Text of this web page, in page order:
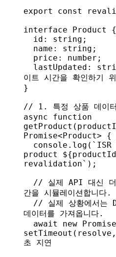
export
const
interface Product
{
  id
: string ;
  name
: string ;
  price
: number ;
  lastUpdated
:
이트 시간을 확인하기
}
// 1. 특정 상품 데이터
async function
getProduct (
Promise< Product> {
  console
. log (
product ${productId
revalidation` );
간을 시뮬레이션합니다.
데이터를 가져옵니다.
  await
new Promise
setTimeout ( resolve
초 지연